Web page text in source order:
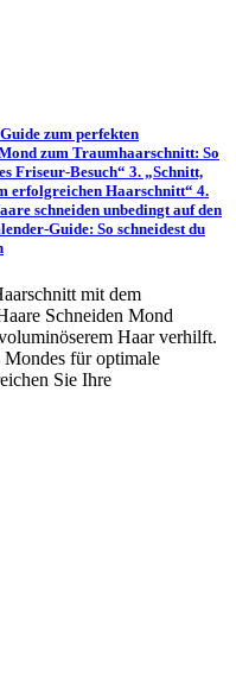
zum perfekten
zum Traumhaarschnitt: So
Friseur-Besuch“ 3. „Schnitt,
erfolgreichen Haarschnitt“ 4.
schneiden unbedingt auf den
Guide: So schneidest du
mit dem
Schneiden Mond
Haar verhilft.
für optimale
Sie Ihre